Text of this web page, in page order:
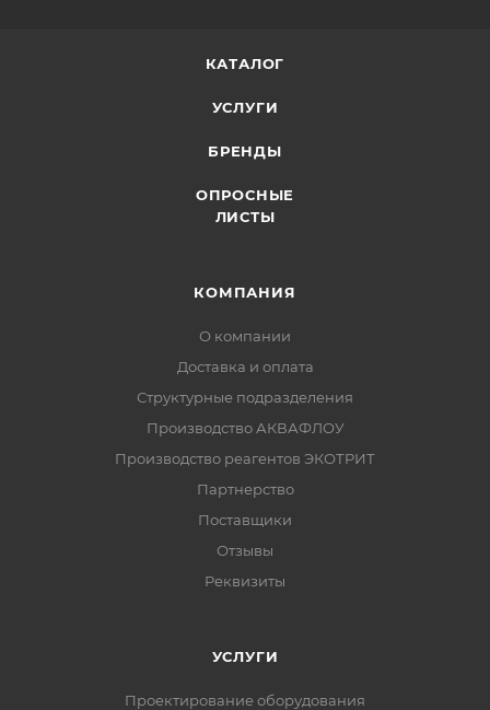
КАТАЛОГ
УСЛУГИ
БРЕНДЫ
ОПРОСНЫЕ
ЛИСТЫ
КОМПАНИЯ
О компании
Доставка и оплата
Структурные подразделения
Производство АКВАФЛОУ
Производство реагентов ЭКОТРИТ
Партнерство
Поставщики
Отзывы
Реквизиты
УСЛУГИ
Проектирование оборудования